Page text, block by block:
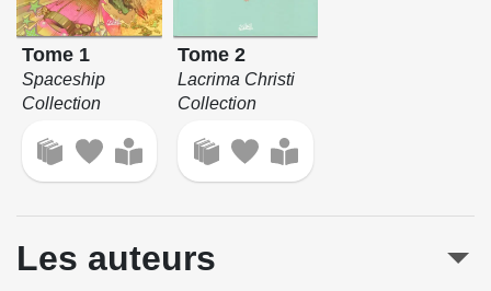
Tome 1
Spaceship
Collection
Tome 2
Lacrima Christi
Collection
Les auteurs